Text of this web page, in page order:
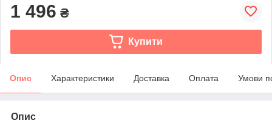
1 496 ₴
Купити
Опис Характеристики Доставка Оплата Умови
Опис